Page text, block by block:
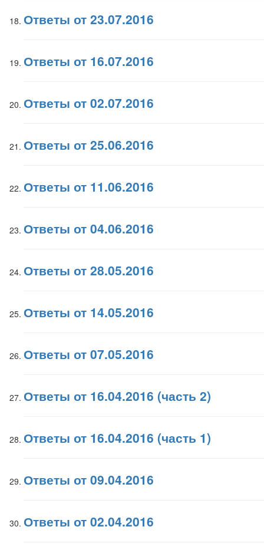
Ответы от 23.07.2016
Ответы от 16.07.2016
Ответы от 02.07.2016
Ответы от 25.06.2016
Ответы от 11.06.2016
Ответы от 04.06.2016
Ответы от 28.05.2016
Ответы от 14.05.2016
Ответы от 07.05.2016
Ответы от 16.04.2016 (часть 2)
Ответы от 16.04.2016 (часть 1)
Ответы от 09.04.2016
Ответы от 02.04.2016